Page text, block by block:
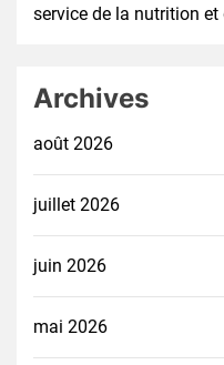
service de la nutrition et
Archives
août 2026
juillet 2026
juin 2026
mai 2026